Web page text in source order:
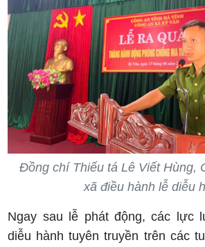
Đồng chí Thiếu tá Lê Viết Hùng,
xã điều hành lễ diễu
Ngay sau lễ phát động, các lực
diễu hành tuyên truyền trên các